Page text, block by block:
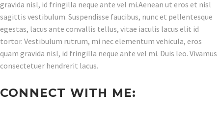
gravida nisl, id fringilla neque ante vel mi.Aenean ut eros et nisl
sagittis vestibulum. Suspendisse faucibus, nunc et pellentesque
egestas, lacus ante convallis tellus, vitae iaculis lacus elit id
tortor. Vestibulum rutrum, mi nec elementum vehicula, eros
quam gravida nisl, id fringilla neque ante vel mi. Duis leo. Vivamus
consectetuer hendrerit lacus.
CONNECT WITH ME: